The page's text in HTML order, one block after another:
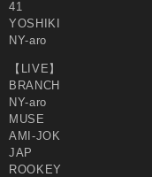
41
YOSHIKI
NY-aro
【LIVE】
BRANCH
NY-aro
MUSE
AMI-JOK
JAP
ROOKEY